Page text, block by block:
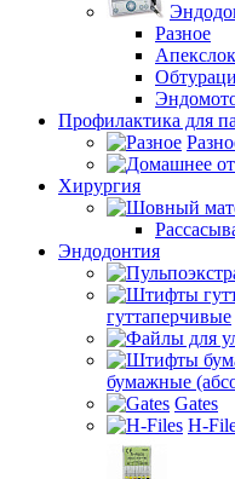
Разное
Профилактика для
Хирургия
Эндодонтия
гуттаперчивые
бумажные
Gates
H-